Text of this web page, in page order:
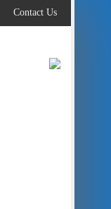
to
content
Contact Us